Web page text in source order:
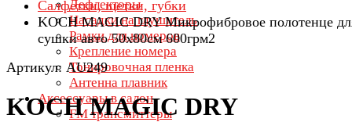
Дефлекторы
Насадки на глушитель
Рамки для номеров
Крепление номера
Тонировочная пленка
Антенна плавник
Аксессуары в салон
FM трансмиттеры
Салфетки, щетки, губки
KOCH MAGIC DRY Микрофибровое полотенце
сушки авто 50х80см 600грм2
Артикул: AU249
KOCH MAGIC DRY